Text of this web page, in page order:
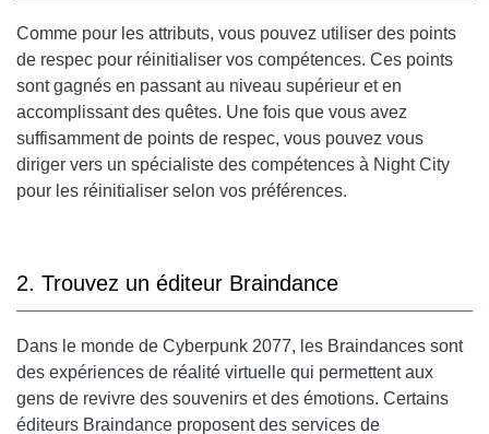
Comme pour les attributs, vous pouvez utiliser des points
de respec pour réinitialiser vos compétences. Ces points
sont gagnés en passant au niveau supérieur et en
accomplissant des quêtes. Une fois que vous avez
suffisamment de points de respec, vous pouvez vous
diriger vers un spécialiste des compétences à Night City
pour les réinitialiser selon vos préférences.
2. Trouvez un éditeur Braindance
Dans le monde de Cyberpunk 2077, les Braindances sont
des expériences de réalité virtuelle qui permettent aux
gens de revivre des souvenirs et des émotions. Certains
éditeurs Braindance proposent des services de